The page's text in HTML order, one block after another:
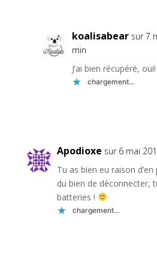
koalisabear sur 7
min
J’ai bien récupéré, oui!
chargement…
Apodioxe sur 6 mai
Tu as bien eu raison
du bien de déconnecter,
batteries !
chargement…